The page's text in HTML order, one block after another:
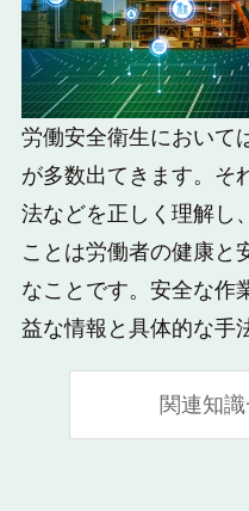
労働安全衛生において
が多数出てきます。そ
法などを正しく理解し
ことは労働者の健康と
なことです。安全な作
益な情報と具体的な手
関連知